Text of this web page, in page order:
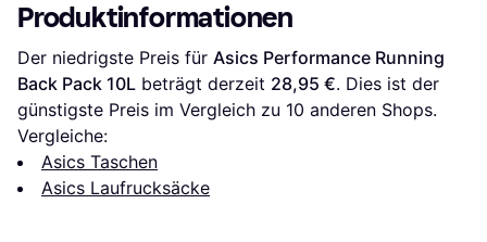
Produktinformationen
Der niedrigste Preis für Asics Performance Running
Back Pack 10L beträgt derzeit 28,95 €. Dies ist der
günstigste Preis im Vergleich zu 10 anderen Shops.
Vergleiche:
Asics Taschen
Asics Laufrucksäcke